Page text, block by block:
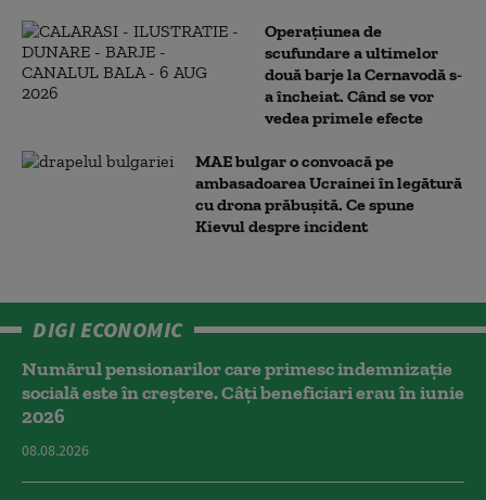
Operațiunea de
scufundare a ultimelor
două barje la Cernavodă s-
a încheiat. Când se vor
vedea primele efecte
MAE bulgar o convoacă pe
ambasadoarea Ucrainei în legătură
cu drona prăbuşită. Ce spune
Kievul despre incident
DIGI ECONOMIC
Numărul pensionarilor care primesc indemnizaţie
socială este în creștere. Câți beneficiari erau în iunie
2026
08.08.2026